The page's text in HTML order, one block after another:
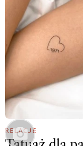
RELACJE